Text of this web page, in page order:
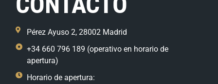
Pérez Ayuso 2, 28002 Madrid
+34 660 796 189 (operativo en horario de
apertura)
Horario de apertura: